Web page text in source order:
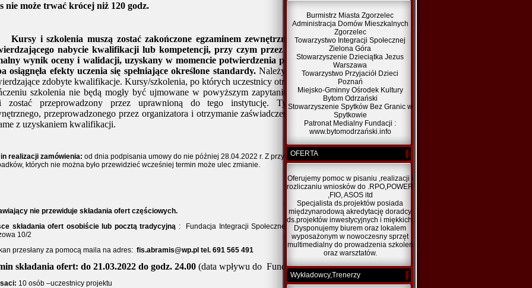
nie może trwać krócej niż 120 godz.
Kursy i szkolenia muszą zostać zakończone egzaminem zewnętrznym i uzyskaniem certyfikatu
nabycie kwalifikacji lub kompetencji, przy czym przez kwalifikacje należy rozumieć
wynik oceny i walidacji, uzyskany w momencie potwierdzenia przez właściwy organ, że dana
osiągnęła efekty uczenia się spełniające określone standardy. Należy więc przeprowadzić egzaminy
zdobyte kwalifikacje. Kursy/szkolenia, po których uczestnicy otrzymają jedynie zaświadczenie o
szkolenia nie będą mogły być ujmowane w powyższym zapytaniu ofertowym. Ponadto egzamin
zostać przeprowadzony przez uprawnioną do tego instytucję. Tym samym zdanie egzaminu
przeprowadzonego przez organizatora i otrzymanie zaświadczenia o ukończeniu kursu, nie jest
z uzyskaniem kwalifikacji.
realizacji zamówienia: od dnia podpisania umowy do nie później 28.04.2022 r. Z przyczyn losowych lub szczególnych
których nie można było przewidzieć wcześniej termin może ulec zmianie.
nie przewiduje składania ofert częściowych.
składania ofert osobiście lub pocztą tradycyjną :
Fundacja Integracji Społecznej „ABRAMIS” , 59-900 Zgorzelec, ul.
10/2
przesłany za pomocą maila na adres: fis.abramis@wp.pl tel. 691 565 491
składania ofert: do 21.03.2022 do godz. 24.00 (data wpływu do Fundacji)
10 osób –uczestnicy projektu
Burmistrz Miasta Zgorzelec
Administracja Domów Mieszkalnych
Zgorzelec
Towarzystwo Integracji Społecznej
Zielona Góra
Stowarzyszenie Dzieciątka Jezus
Warszawa
Towarzystwo Przyjaciół Dzieci
Poznań
Miejsko-Gminny Ośrodek Kultury
Bytom Odrzański
Stowarzyszenie Spytków Bez Granic w
Spytkowie
Patronat Medialny Fundacji :
www.bytomodrzański.info
OFERTA
Oferujemy pomoc w pisaniu ,realizacji i
rozliczaniu wniosków do .RPO,POWER
,FIO, ASOS itd
Specjalista ds.projektów posiada
międzynarodową akredytację doradcy
ds.projektów inwestycyjnych i miękkich.
Dysponujemy biurem oraz lokalem
wyposażonym w nowoczesny sprzęt
multimedialny do prowadzenia szkoleń
oraz warsztatów.
Wykładowcy,Trenerzy